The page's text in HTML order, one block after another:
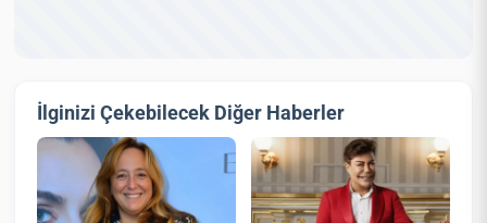
İlginizi Çekebilecek Diğer Haberler